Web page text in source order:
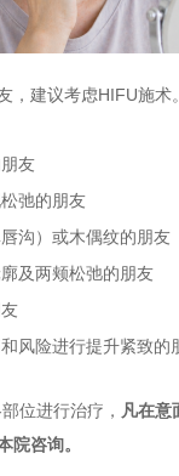
，建议考虑HIFU施术。
友
弛的朋友
沟）或木偶纹的朋友
及两颊松弛的朋友
风险进行提升紧致的
位进行治疗， 凡在意
院咨询。